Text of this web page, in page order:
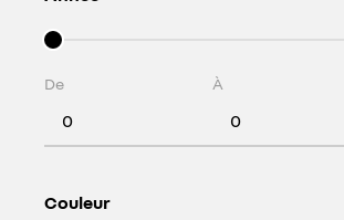
De À
Couleur